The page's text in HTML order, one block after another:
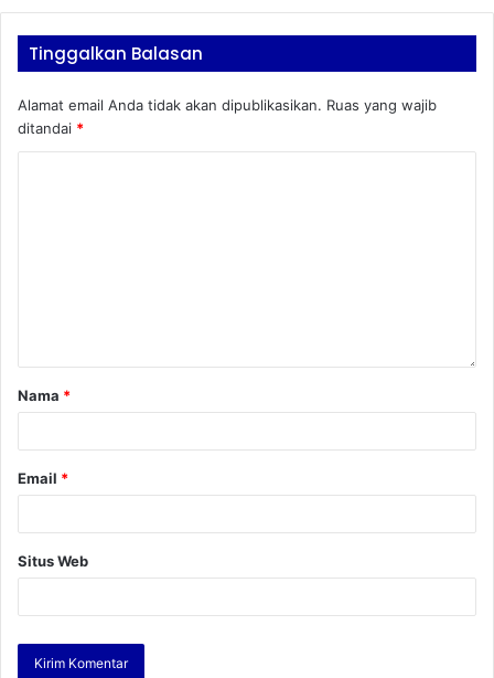
Tinggalkan Balasan
Alamat email Anda tidak akan dipublikasikan. Ruas yang wajib
ditandai *
Nama *
Email *
Situs Web